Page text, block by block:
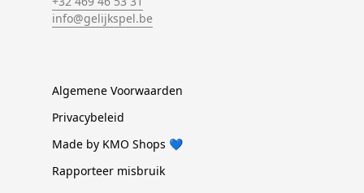
info@gelijkspel.be
Algemene Voorwaarden
Privacybeleid
Made by KMO Shops 💙
Rapporteer misbruik